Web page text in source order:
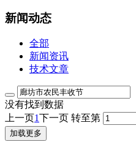
新闻动态
全部
新闻资讯
技术文章
没有找到数据
上一页1下一页 转至第
加载更多